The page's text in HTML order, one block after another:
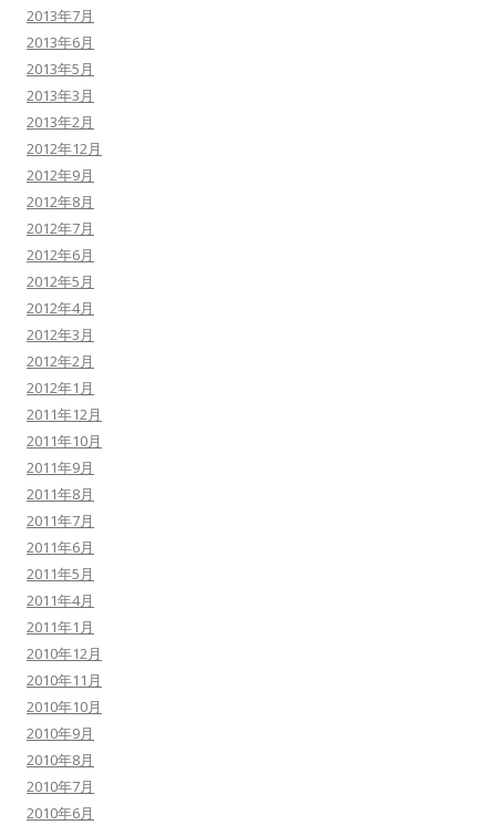
2013年7月
2013年6月
2013年5月
2013年3月
2013年2月
2012年12月
2012年9月
2012年8月
2012年7月
2012年6月
2012年5月
2012年4月
2012年3月
2012年2月
2012年1月
2011年12月
2011年10月
2011年9月
2011年8月
2011年7月
2011年6月
2011年5月
2011年4月
2011年1月
2010年12月
2010年11月
2010年10月
2010年9月
2010年8月
2010年7月
2010年6月